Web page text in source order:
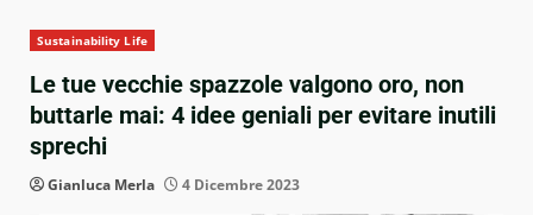
Sustainability Life
Le tue vecchie spazzole valgono oro, non
buttarle mai: 4 idee geniali per evitare inutili
sprechi
Gianluca Merla 4 Dicembre 2023